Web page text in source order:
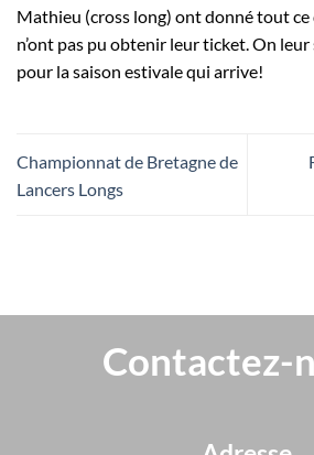
Mathieu (cross long) ont donné tout ce
n’ont pas pu obtenir leur ticket. On
pour la saison estivale qui arrive!
Championnat de Bretagne de
Lancers Longs
Contactez-